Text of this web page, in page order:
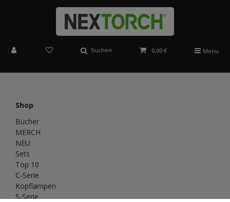
Suchen 0,00 € Menu
Shop
Bücher
MERCH
NEU
Sets
Top 10
C-Serie
Kopflampen
S-Serie